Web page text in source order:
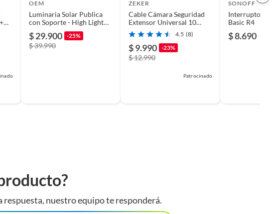
OEM
Luminaria Solar Publica
con Soporte - High Light
$ 29.900 -25%
$ 39.990
ZEKER
Cable Cámara Seguridad
Extensor Universal 10
Metros 12V.
4.5 (8)
$ 9.990 -23%
$ 12.990
Patrocinado
SONOFF
Interruptor
Basic R4
$ 8.690
nuestro equipo te responderá.